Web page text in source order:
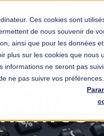
Ces cookies sont
de nous souvenir de
ainsi que pour les données
plus sur les cookies que nous
informations ne seront pas
ne pas suivre vos préférences.